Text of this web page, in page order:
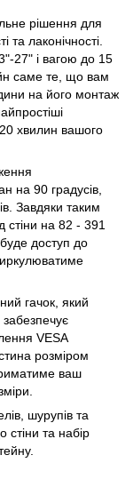
рішення для
та лаконічності.
27" і вагою до 15
саме те, що вам
на його монтаж
хвилин вашого
на 90 градусів,
Завдяки таким
стіни на 82 - 391
доступ до
гачок, який
забезпечує
VESA
розміром
ваш
шурупів та
та набір